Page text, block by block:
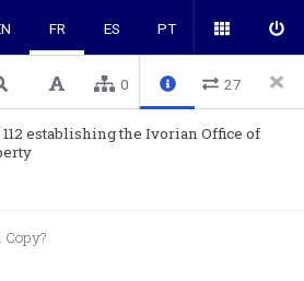
FR ES PT
0 27
112 establishing the Ivorian Office of